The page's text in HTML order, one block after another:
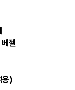
젤
용)